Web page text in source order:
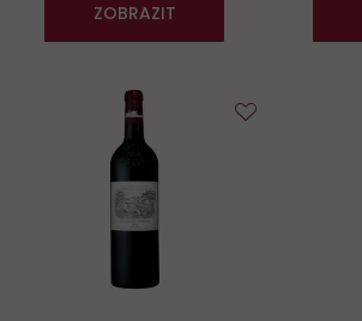
ZOBRAZIT